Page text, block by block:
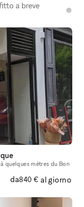
a breve
quelques mètres du Bon
da840 € al giorno